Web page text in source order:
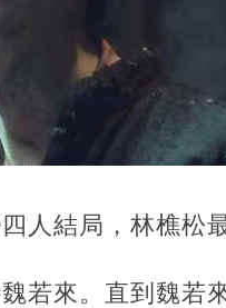
人結局，林樵松
若來。直到魏若